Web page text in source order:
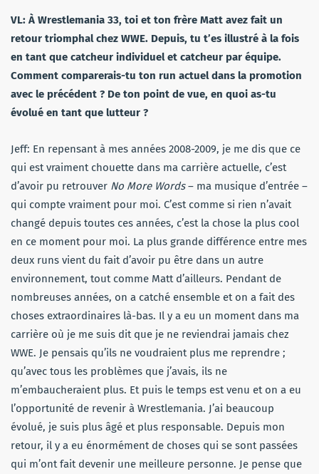
VL: À Wrestlemania 33, toi et ton frère Matt avez fait un
retour triomphal chez WWE. Depuis, tu t’es illustré à la fois
en tant que catcheur individuel et catcheur par équipe.
Comment comparerais-tu ton run actuel dans la promotion
avec le précédent ? De ton point de vue, en quoi as-tu
évolué en tant que lutteur ?
Jeff: En repensant à mes années 2008-2009, je me dis que ce
qui est vraiment chouette dans ma carrière actuelle, c’est
d’avoir pu retrouver No More Words– ma musique d’entrée –
qui compte vraiment pour moi. C’est comme si rien n’avait
changé depuis toutes ces années, c’est la chose la plus cool
en ce moment pour moi. La plus grande différence entre mes
deux runs vient du fait d’avoir pu être dans un autre
environnement, tout comme Matt d’ailleurs. Pendant de
nombreuses années, on a catché ensemble et on a fait des
choses extraordinaires là-bas. Il y a eu un moment dans ma
carrière où je me suis dit que je ne reviendrai jamais chez
WWE. Je pensais qu’ils ne voudraient plus me reprendre ;
qu’avec tous les problèmes que j’avais, ils ne
m’embaucheraient plus. Et puis le temps est venu et on a eu
l’opportunité de revenir à Wrestlemania. J’ai beaucoup
évolué, je suis plus âgé et plus responsable. Depuis mon
retour, il y a eu énormément de choses qui se sont passées
qui m’ont fait devenir une meilleure personne. Je pense que